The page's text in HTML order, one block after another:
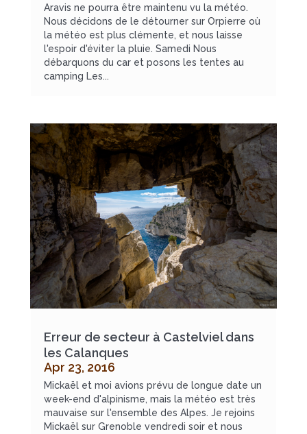
Aravis ne pourra être maintenu vu la météo.
Nous décidons de le détourner sur Orpierre où
la météo est plus clémente, et nous laisse
l'espoir d'éviter la pluie. Samedi Nous
débarquons du car et posons les tentes au
camping Les...
Erreur de secteur à Castelviel dans
les Calanques
Apr 23, 2016
Mickaël et moi avions prévu de longue date un
week-end d'alpinisme, mais la météo est très
mauvaise sur l'ensemble des Alpes. Je rejoins
Mickaël sur Grenoble vendredi soir et nous